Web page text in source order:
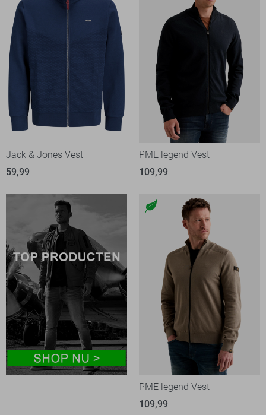
Jack & Jones Vest
59,99
PME legend Vest
109,99
PME legend Vest
109,99